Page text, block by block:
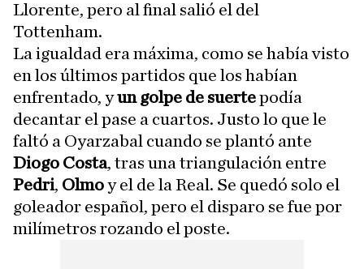
Llorente, pero al final salió el del
Tottenham.
La igualdad era máxima, como se había visto
en los últimos partidos que los habían
enfrentado, yun golpe de suertepodía
decantar el pase a cuartos. Justo lo que le
faltó a Oyarzabal cuando se plantó ante
Diogo Costa, tras una triangulación entre
Pedri, Olmoy el de la Real. Se quedó solo el
goleador español, pero el disparo se fue por
milímetros rozando el poste.